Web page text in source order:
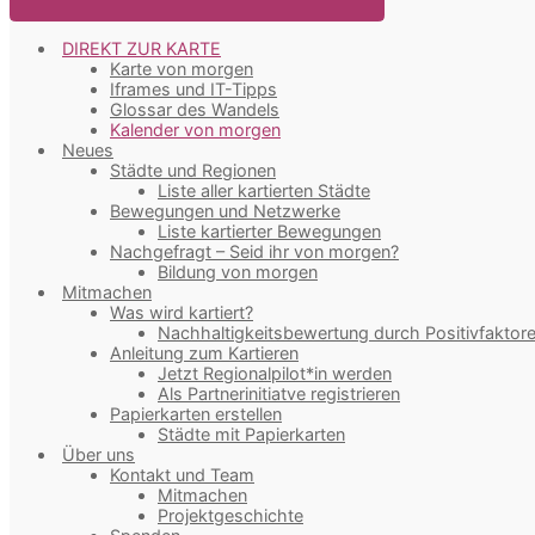
DIREKT ZUR KARTE
Karte von morgen
Iframes und IT-Tipps
Glossar des Wandels
Kalender von morgen
Neues
Städte und Regionen
Liste aller kartierten Städte
Bewegungen und Netzwerke
Liste kartierter Bewegungen
Nachgefragt – Seid ihr von morgen?
Bildung von morgen
Mitmachen
Was wird kartiert?
Nachhaltigkeitsbewertung durch
Anleitung zum Kartieren
Jetzt Regionalpilot*in werden
Als Partnerinitiatve registrieren
Papierkarten erstellen
Städte mit Papierkarten
Über uns
Kontakt und Team
Mitmachen
Projektgeschichte